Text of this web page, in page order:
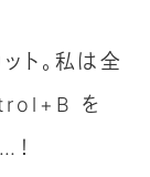
ト。私は全
を
！